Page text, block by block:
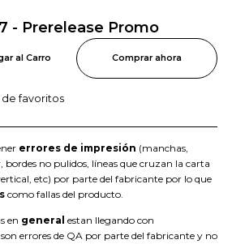
- Prerelease Promo
al Carro Comprar ahora
de favoritos
errores de impresión (manchas,
bordes no pulidos, líneas que cruzan la carta
etc) por parte del fabricante por lo que
como fallas del producto.
en general estan llegando con
errores de QA por parte del fabricante y no